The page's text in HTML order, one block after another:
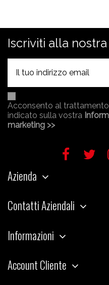
Iscriviti alla
Acconsento al
indicato sulla vostra
marketing >>
Azienda
Contatti Aziendali
Informazioni
Account Cliente